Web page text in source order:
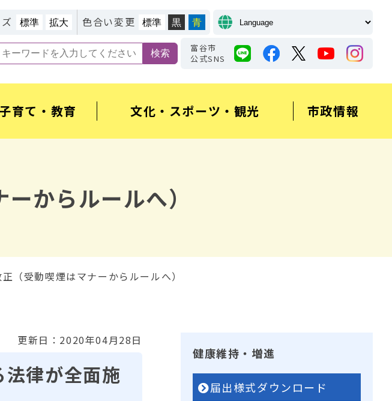
標準 拡大 色合い変更 標準 黒 青
富谷市
公式SNS
子育て・教育 文化・スポーツ・観光 市政情報
からルールへ）
（受動喫煙はマナーからルールへ）
更新日：2020年04月28日
律が全面施
健康維持・増進
届出様式ダウンロード